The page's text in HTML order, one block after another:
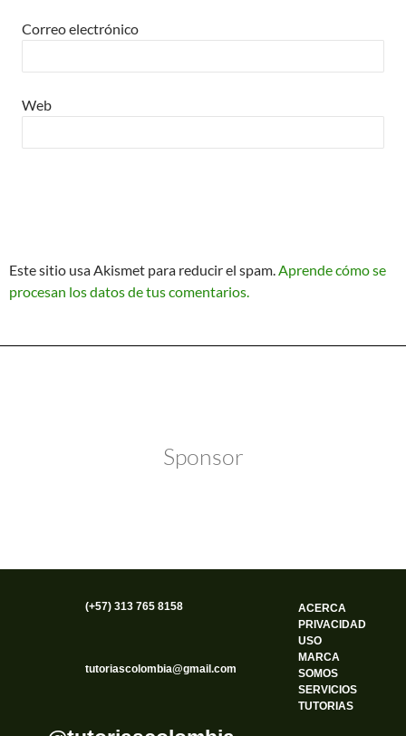
Correo electrónico
Web
Este sitio usa Akismet para reducir el spam.Aprende cómo se
procesan los datos de tus comentarios.
Sponsor
(+57) 313 765 8158
tutoriascolombia@gmail.com
ACERCA
PRIVACIDAD
USO
MARCA
SOMOS
SERVICIOS
TUTORIAS